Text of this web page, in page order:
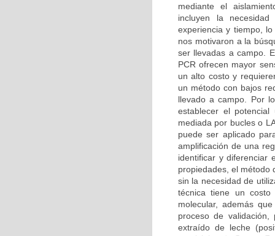
mediante el
incluyen la
experiencia y tiempo,
nos motivaron a la
ser llevadas a campo.
PCR ofrecen mayor
un alto costo y
un método con bajos
llevado a campo. Por
establecer el
mediada por bucles o
puede ser aplicado
amplificación de una
identificar y diferenciar
propiedades, el método
sin la necesidad de
técnica tiene un costo
molecular, además
proceso de
extraído de leche